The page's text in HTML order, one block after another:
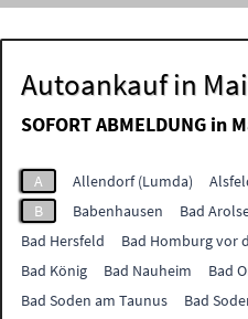
Autoankauf in
SOFORT ABMELDUNG in
A Allendorf (Lumda)
B
Babenhausen Bad
Bad Hersfeld
Bad Homburg vor
Bad König
Bad Nauheim Bad
Bad Soden am Taunus
Bad